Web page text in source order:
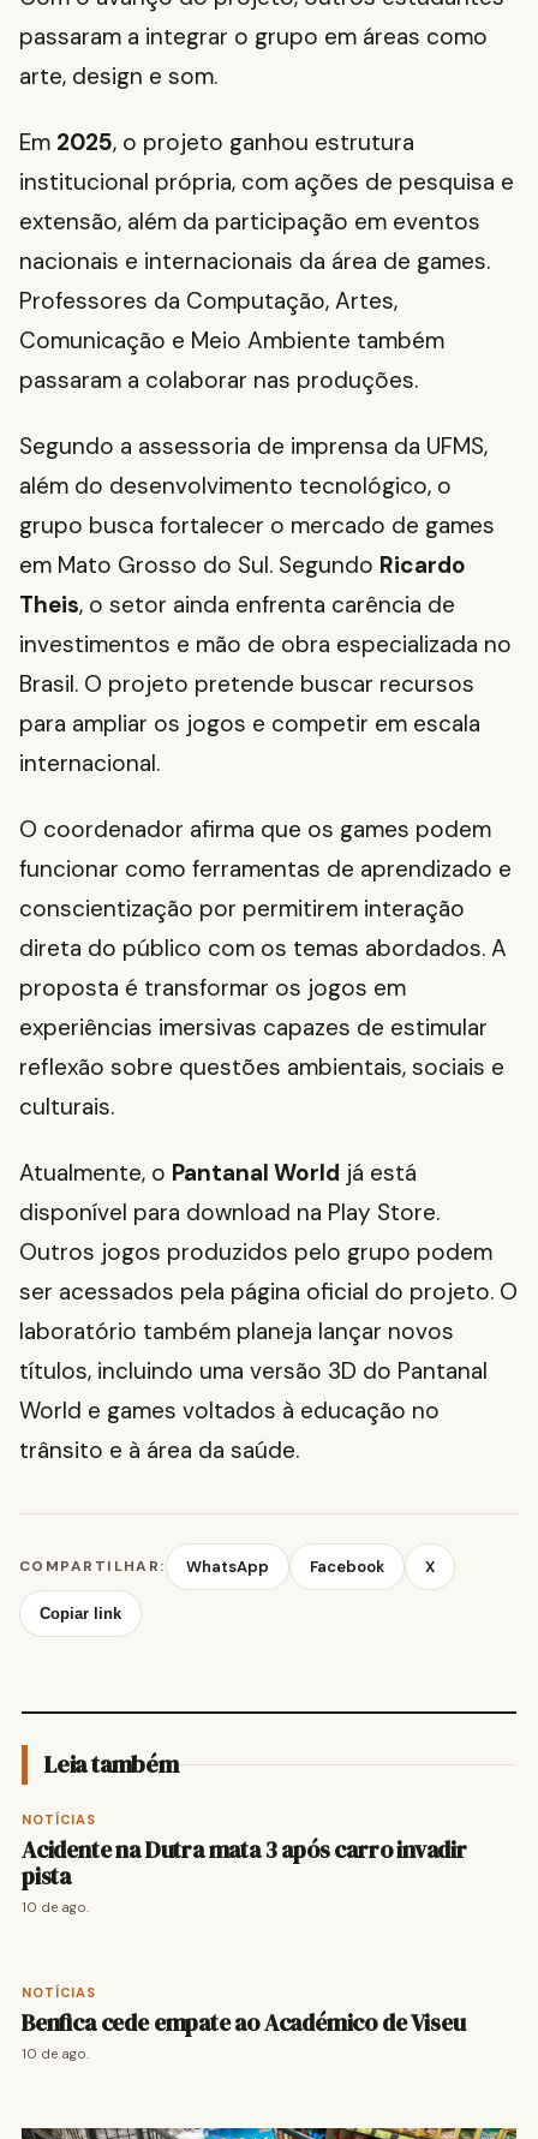
passaram a integrar o grupo em áreas como
arte, design e som.
Em 2025, o projeto ganhou estrutura
institucional própria, com ações de pesquisa e
extensão, além da participação em eventos
nacionais e internacionais da área de games.
Professores da Computação, Artes,
Comunicação e Meio Ambiente também
passaram a colaborar nas produções.
Segundo a assessoria de imprensa da UFMS,
além do desenvolvimento tecnológico, o
grupo busca fortalecer o mercado de games
em Mato Grosso do Sul. Segundo Ricardo
Theis, o setor ainda enfrenta carência de
investimentos e mão de obra especializada no
Brasil. O projeto pretende buscar recursos
para ampliar os jogos e competir em escala
internacional.
O coordenador afirma que os games podem
funcionar como ferramentas de aprendizado e
conscientização por permitirem interação
direta do público com os temas abordados. A
proposta é transformar os jogos em
experiências imersivas capazes de estimular
reflexão sobre questões ambientais, sociais e
culturais.
Atualmente, o Pantanal World já está
disponível para download na Play Store.
Outros jogos produzidos pelo grupo podem
ser acessados pela página oficial do projeto. O
laboratório também planeja lançar novos
títulos, incluindo uma versão 3D do Pantanal
World e games voltados à educação no
trânsito e à área da saúde.
COMPARTILHAR: WhatsApp Facebook X
Copiar link
Leia também
NOTÍCIAS
Acidente na Dutra mata 3 após carro invadir
pista
10 de ago.
NOTÍCIAS
Benfica cede empate ao Académico de Viseu
10 de ago.